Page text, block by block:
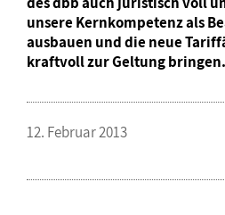
unsere Kernkompetenz als
ausbauen und die neue
kraftvoll zur Geltung
12. Februar 2013